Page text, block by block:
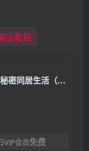
压教程
【PC/官中/互动/SLG游戏/1.40G】 与姐姐秘密同居生活（お姉ちゃんにはナイショの同居生活） 官中版+互动SLG游戏+1.40G
VIP会员免费